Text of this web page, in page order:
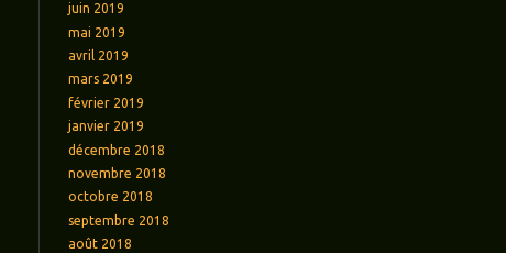
juin 2019
mai 2019
avril 2019
mars 2019
février 2019
janvier 2019
décembre 2018
novembre 2018
octobre 2018
septembre 2018
août 2018